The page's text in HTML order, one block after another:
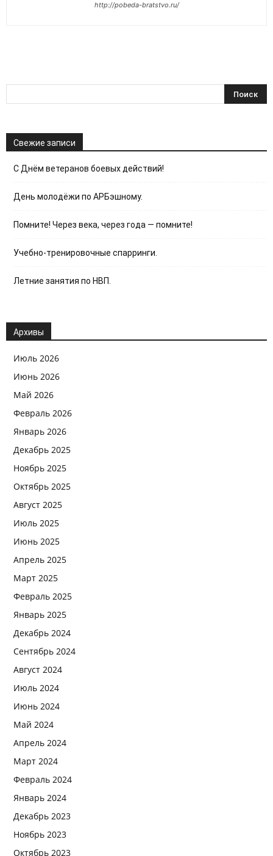
http://pobeda-bratstvo.ru/
Свежие записи
С Днём ветеранов боевых действий!
День молодёжи по АРБэшному.
Помните! Через века, через года — помните!
Учебно-тренировочные спарринги.
Летние занятия по НВП.
Архивы
Июль 2026
Июнь 2026
Май 2026
Февраль 2026
Январь 2026
Декабрь 2025
Ноябрь 2025
Октябрь 2025
Август 2025
Июль 2025
Июнь 2025
Апрель 2025
Март 2025
Февраль 2025
Январь 2025
Декабрь 2024
Сентябрь 2024
Август 2024
Июль 2024
Июнь 2024
Май 2024
Апрель 2024
Март 2024
Февраль 2024
Январь 2024
Декабрь 2023
Ноябрь 2023
Октябрь 2023